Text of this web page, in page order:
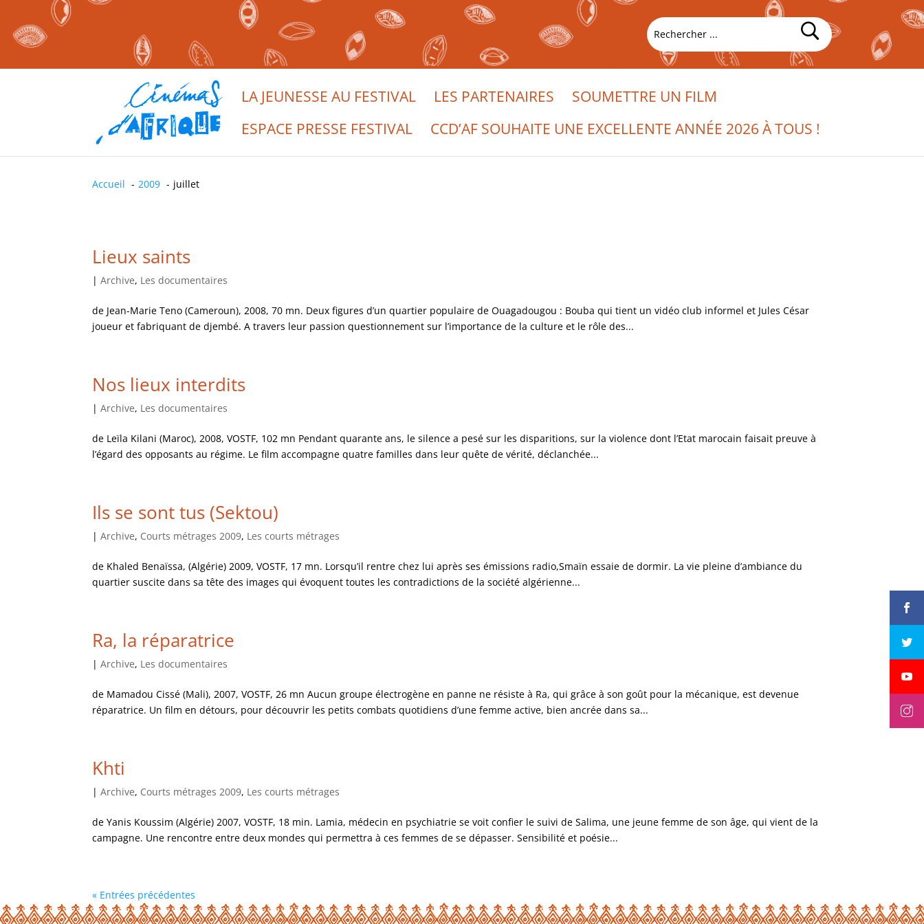
LA JEUNESSE AU FESTIVAL LES PARTENAIRES
SOUMETTRE UN FILM
ESPACE PRESSE FESTIVAL
CCD’AF SOUHAITE UNE EXCELLENTE ANNÉE 2026 À TOUS !
Accueil 2009 juillet
Lieux saints
|Archive, Les documentaires
de Jean-Marie Teno (Cameroun), 2008, 70 mn. Deux figures d’un quartier populaire de Ouagadougou : Bouba qui tient un vidéo club informel et Jules César
joueur et fabriquant de djembé. A travers leur passion questionnement sur l’importance de la culture et le rôle des...
Nos lieux interdits
|Archive, Les documentaires
de Leïla Kilani (Maroc), 2008, VOSTF, 102 mn Pendant quarante ans, le silence a pesé sur les disparitions, sur la violence dont l’Etat marocain faisait preuve à
l’égard des opposants au régime. Le film accompagne quatre familles dans leur quête de vérité, déclanchée...
Ils se sont tus (Sektou)
|Archive, Courts métrages 2009, Les courts métrages
de Khaled Benaïssa, (Algérie) 2009, VOSTF, 17 mn. Lorsqu’il rentre chez lui après ses émissions radio,Smaïn essaie de dormir. La vie pleine d’ambiance du
quartier suscite dans sa tête des images qui évoquent toutes les contradictions de la société algérienne...
Ra, la réparatrice
|Archive, Les documentaires
de Mamadou Cissé (Mali), 2007, VOSTF, 26 mn Aucun groupe électrogène en panne ne résiste à Ra, qui grâce à son goût pour la mécanique, est devenue
réparatrice. Un film en détours, pour découvrir les petits combats quotidiens d’une femme active, bien ancrée dans sa...
Khti
|Archive, Courts métrages 2009, Les courts métrages
de Yanis Koussim (Algérie) 2007, VOSTF, 18 min. Lamia, médecin en psychiatrie se voit confier le suivi de Salima, une jeune femme de son âge, qui vient de la
campagne. Une rencontre entre deux mondes qui permettra à ces femmes de se dépasser. Sensibilité et poésie...
« Entrées précédentes